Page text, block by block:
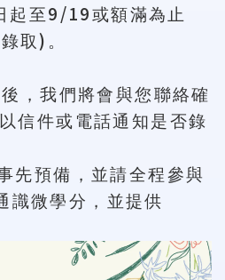
起至9/19或額滿為止
取 ) 。
，我們將會與您聯絡確
以信件或電話通知是否錄
先預備，並請全程參與
識微學分，並提供